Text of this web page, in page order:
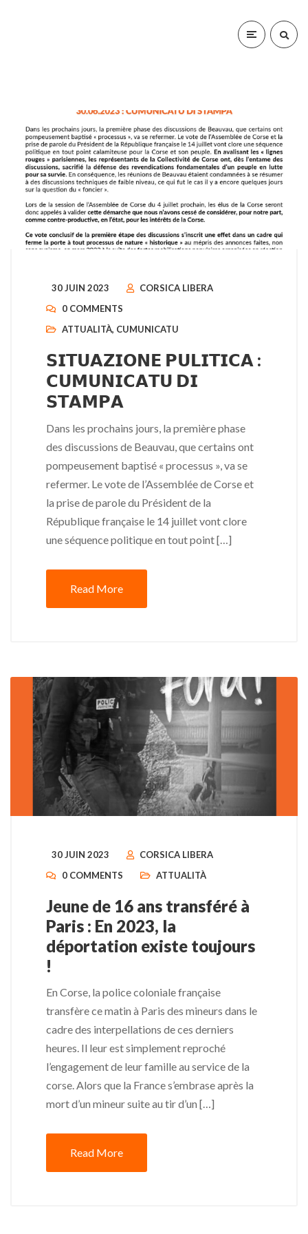
30 JUIN 2023
CORSICA LIBERA
0 COMMENTS
ATTUALITÀ, CUMUNICATU
𝗦𝗜𝗧𝗨𝗔𝗭𝗜𝗢𝗡𝗘 𝗣𝗨𝗟𝗜𝗧𝗜𝗖𝗔 :
𝗖𝗨𝗠𝗨𝗡𝗜𝗖𝗔𝗧𝗨 𝗗𝗜
𝗦𝗧𝗔𝗠𝗣𝗔
Dans les prochains jours, la première phase
des discussions de Beauvau, que certains ont
pompeusement baptisé « processus », va se
refermer. Le vote de l’Assemblée de Corse et
la prise de parole du Président de la
République française le 14 juillet vont clore
une séquence politique en tout point […]
Read More
30 JUIN 2023
CORSICA LIBERA
0 COMMENTS
ATTUALITÀ
Jeune de 16 ans transféré à
Paris : En 2023, la
déportation existe toujours
!
En Corse, la police coloniale française
transfère ce matin à Paris des mineurs dans le
cadre des interpellations de ces derniers
heures. Il leur est simplement reproché
l’engagement de leur famille au service de la
corse. Alors que la France s’embrase après la
mort d’un mineur suite au tir d’un […]
Read More